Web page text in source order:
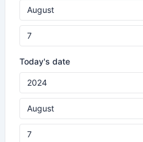
Today's date